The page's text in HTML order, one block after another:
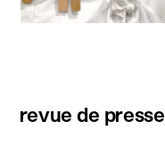
revue de presse